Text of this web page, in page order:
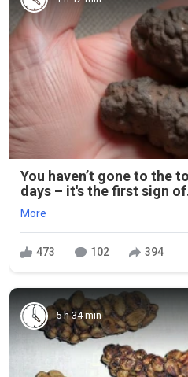
You haven’t gone to the
days – it's the first sign
More
473 102 394
5 h 34 min